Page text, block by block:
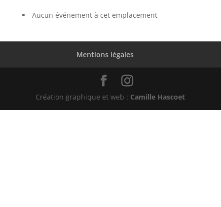
Aucun événement à cet emplacement
Mentions légales
Création graphique et web : Camille Hascoet